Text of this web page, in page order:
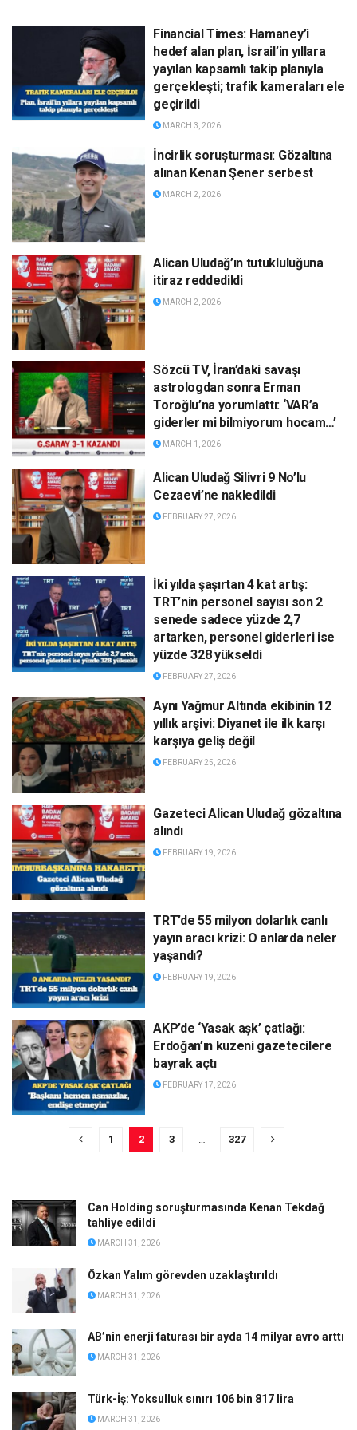
Financial Times: Hamaney’i
hedef alan plan, İsrail’in yıllara
yayılan kapsamlı takip planıyla
gerçekleşti; trafik kameraları ele
geçirildi
MARCH 3, 2026
İncirlik soruşturması: Gözaltına
alınan Kenan Şener serbest
MARCH 2, 2026
Alican Uludağ’ın tutukluluğuna
itiraz reddedildi
MARCH 2, 2026
Sözcü TV, İran’daki savaşı
astrologdan sonra Erman
Toroğlu’na yorumlattı: ‘VAR’a
giderler mi bilmiyorum hocam…’
MARCH 1, 2026
Alican Uludağ Silivri 9 No’lu
Cezaevi’ne nakledildi
FEBRUARY 27, 2026
İki yılda şaşırtan 4 kat artış:
TRT’nin personel sayısı son 2
senede sadece yüzde 2,7
artarken, personel giderleri ise
yüzde 328 yükseldi
FEBRUARY 27, 2026
Aynı Yağmur Altında ekibinin 12
yıllık arşivi: Diyanet ile ilk karşı
karşıya geliş değil
FEBRUARY 25, 2026
Gazeteci Alican Uludağ gözaltına
alındı
FEBRUARY 19, 2026
TRT’de 55 milyon dolarlık canlı
yayın aracı krizi: O anlarda neler
yaşandı?
FEBRUARY 19, 2026
AKP’de ‘Yasak aşk’ çatlağı:
Erdoğan’ın kuzeni gazetecilere
bayrak açtı
FEBRUARY 17, 2026
1 2 3 … 327
Can Holding soruşturmasında Kenan Tekdağ
tahliye edildi
MARCH 31, 2026
Özkan Yalım görevden uzaklaştırıldı
MARCH 31, 2026
AB’nin enerji faturası bir ayda 14 milyar avro arttı
MARCH 31, 2026
Türk-İş: Yoksulluk sınırı 106 bin 817 lira
MARCH 31, 2026